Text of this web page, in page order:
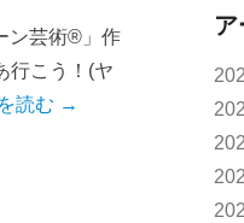
ン芸術®」作
行こう！(ヤ
読む →